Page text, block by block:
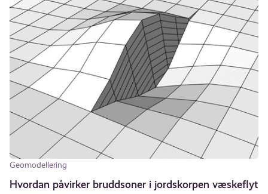
Geomodellering
Hvordan påvirker bruddsoner i jordskorpen væskeflyt